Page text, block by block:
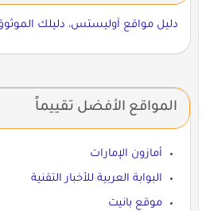
دليل مواقع آوليستس، دليلك الموثوق
المواقع الأفضل تقييماً
أمازون الإمارات
البوابة العربية للأخبار التقنية
موقع بانيت